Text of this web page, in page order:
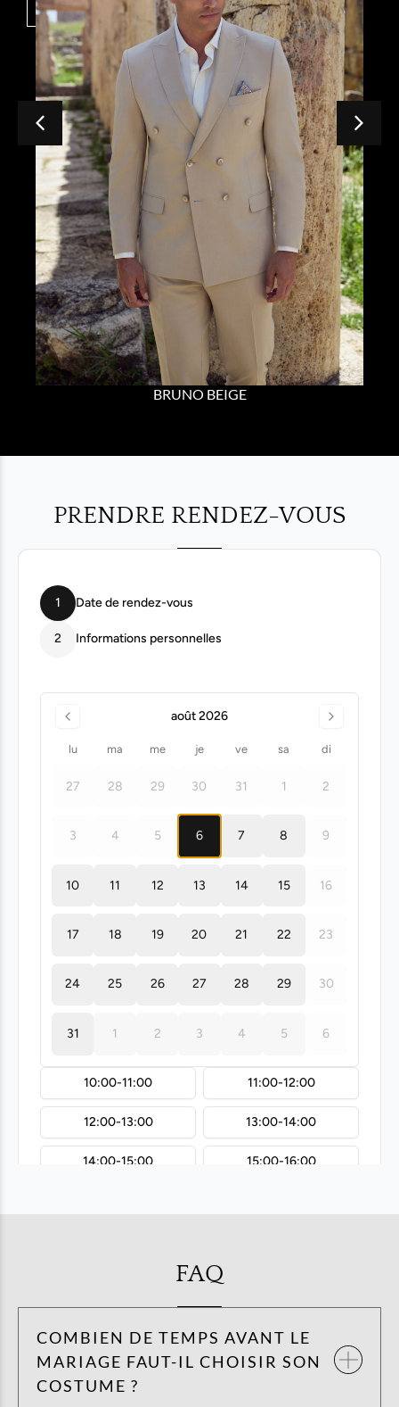
BRUNO BEIGE
PRENDRE RENDEZ-VOUS
FAQ
COMBIEN DE TEMPS AVANT LE
MARIAGE FAUT-IL CHOISIR SON
COSTUME ?